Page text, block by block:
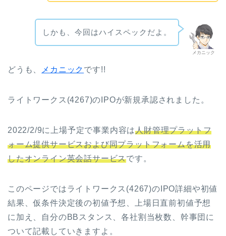
メカニック
しかも、今回はハイスペックだよ。
どうも、 メカニック です!!
ライトワークス(4267)のIPOが新規承認されました。
2022/2/9に上場予定で事業内容は人財管理プラットフ
ォーム提供サービスおよび同プラットフォームを活用
したオンライン英会話サービスです。
このページではライトワークス(4267)のIPO詳細や初値
結果、仮条件決定後の初値予想、上場日直前初値予想
に加え、自分のBBスタンス、各社割当枚数、幹事団に
ついて記載していきますよ。